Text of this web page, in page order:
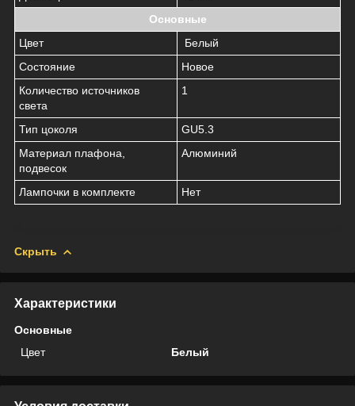
Основные
Цвет
Белый
Состояние
Новое
Количество источников
света
1
Тип цоколя
GU5.3
Материал плафона,
подвесок
Алюминий
Лампочки в комплекте Нет
Скрыть
Характеристики
Основные
Цвет
Белый